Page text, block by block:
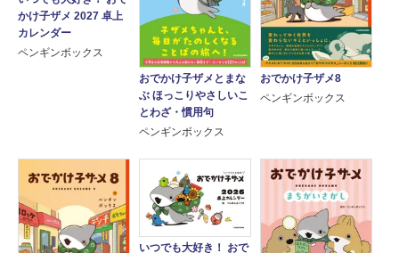
かけ子ザメ 2027 卓上
カレンダー
ペンギンボックス
おでかけ子ザメとまな
ぶ ほっこりやさしいこ
とわざ・慣用句
ペンギンボックス
おでかけ子ザメ8
ペンギンボックス
いつでも大好き！ おで